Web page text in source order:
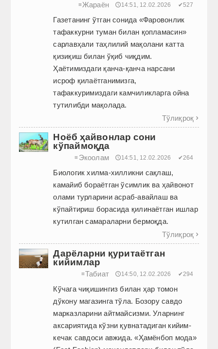
≡Жараён 🕔14:51, 12.02.2026 ✔527
Газетанинг ўтган сонида «Фаровонлик
тафаккурни туман билан қопламасин»
сарлавҳали таҳлилий мақолани катта
қизиқиш билан ўқиб чиқдим.
Ҳаётимиздаги қанча-қанча нарсани
исроф қилаётганимизга,
тафаккуримиздаги камчилик­ларга ойна
тутилибди мақолада.
Тўлиқроқ 
Ноёб ҳайвонлар сони
кўпаймоқда
≡ Экоолам 🕔14:51, 12.02.2026 ✔264
Биологик хилма-хилликни сақлаш,
камайиб бораётган ўсимлик ва ҳайвонот
олами турларини асраб-авайлаш ва
кўпайтириш борасида қилинаётган ишлар
кутилган самараларни бермоқда.
Тўлиқроқ 
Дарёларни қуритаётган
кийимлар
≡Табиат 🕔14:50, 12.02.2026 ✔294
Кўчага чиқишингиз билан ҳар томон
дўкону магазинга тўла. Бозору савдо
марказларини айтмайсизми. Уларнинг
аксариятида кўзни қувнатадиган кийим-
кечак савдоси авжида. «Ҳамёнбоп мода»